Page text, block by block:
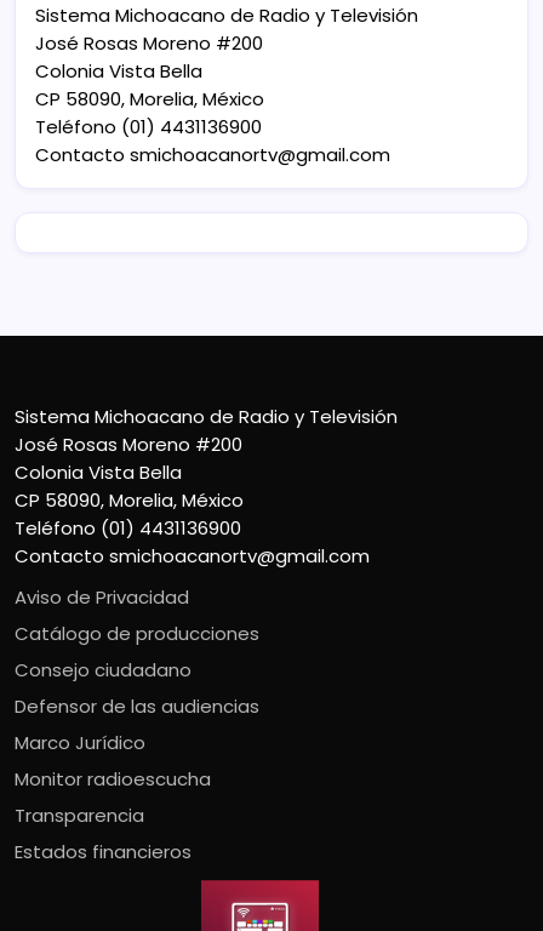
Sistema Michoacano de Radio y Televisión
José Rosas Moreno #200
Colonia Vista Bella
CP 58090, Morelia, México
Teléfono (01) 4431136900
Contacto smichoacanortv@gmail.com
Sistema Michoacano de Radio y Televisión
José Rosas Moreno #200
Colonia Vista Bella
CP 58090, Morelia, México
Teléfono (01) 4431136900
Contacto smichoacanortv@gmail.com
Aviso de Privacidad
Catálogo de producciones
Consejo ciudadano
Defensor de las audiencias
Marco Jurídico
Monitor radioescucha
Transparencia
Estados financieros